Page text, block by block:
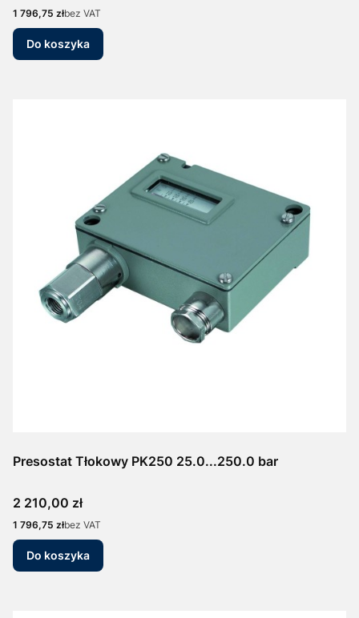
Cena
1 796,75 złbez VAT
Do koszyka
Presostat Tłokowy PK250 25.0...250.0 bar
Cena
2 210,00 zł
Cena
1 796,75 złbez VAT
Do koszyka